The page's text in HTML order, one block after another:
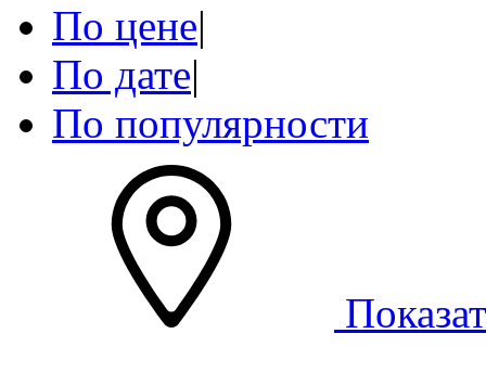
По цене|
По дате|
По популярности